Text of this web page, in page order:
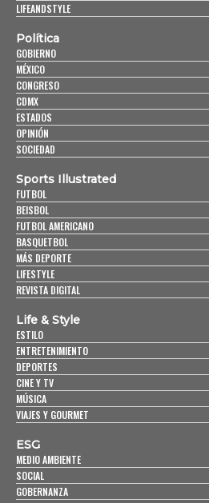
LIFEANDSTYLE
Política
GOBIERNO
MÉXICO
CONGRESO
CDMX
ESTADOS
OPINIÓN
SOCIEDAD
Sports Illustrated
FUTBOL
BEISBOL
FUTBOL AMERICANO
BASQUETBOL
MÁS DEPORTE
LIFESTYLE
REVISTA DIGITAL
Life & Style
ESTILO
ENTRETENIMIENTO
DEPORTES
CINE Y TV
MÚSICA
VIAJES Y GOURMET
ESG
MEDIO AMBIENTE
SOCIAL
GOBERNANZA